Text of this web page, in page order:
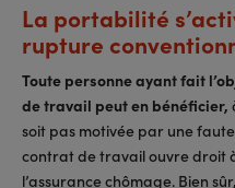
La portabilité
rupture
Toute personne ayant fait
de travail peut en bénéficier,
soit pas motivée par une
contrat de travail ouvre droit
l’assurance chômage. Bien